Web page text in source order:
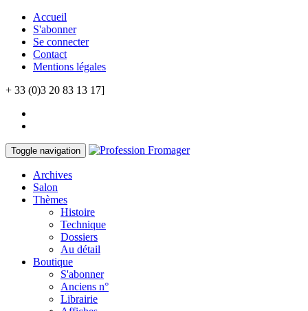
Accueil
S'abonner
Se connecter
Contact
Mentions légales
+ 33 (0)3 20 83 13 17]
Toggle navigation
Archives
Salon
Thèmes
Histoire
Technique
Dossiers
Au détail
Boutique
S'abonner
Anciens n°
Librairie